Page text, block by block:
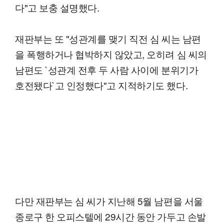
다"고 보충 설명했다.
재판부는 또 "성관계를 맺기 직전 심 씨는 남편
을 폭행하거나 협박하지 않았고, 오히려 심 씨의
남편도 `성관계 전후 두 사람 사이에 분위기가
호전됐다`고 인정했다"고 지적하기도 했다.
다만 재판부는 심 씨가 지난해 5월 남편을 서울
종로구 한 오피스텔에 29시간 동안 가두고 손발